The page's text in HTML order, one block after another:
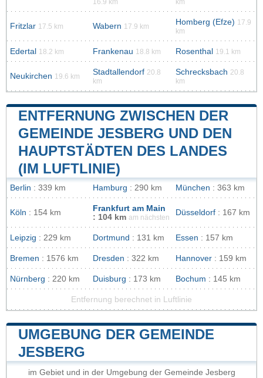
16.9 km
km
Fritzlar 17.5 km Wabern 17.9 km Homberg (Efze) 17.9
km
Edertal 18.2 km Frankenau 18.8 km Rosenthal 19.1 km
Neukirchen 19.6 km Stadtallendorf 20.8
km
Schrecksbach 20.8
km
ENTFERNUNG ZWISCHEN DER
GEMEINDE JESBERG UND DEN
HAUPTSTÄDTEN DES LANDES
(IM LUFTLINIE)
Berlin : 339 km Hamburg : 290 km München : 363 km
Köln : 154 km
Frankfurt am Main
: 104 km am nächsten
Düsseldorf : 167 km
Leipzig : 229 km Dortmund : 131 km Essen : 157 km
Bremen : 1576 km Dresden : 322 km Hannover : 159 km
Nürnberg : 220 km Duisburg : 173 km Bochum : 145 km
Entfernung berechnet in Luftlinie
UMGEBUNG DER GEMEINDE
JESBERG
im Gebiet und in der Umgebung der Gemeinde Jesberg